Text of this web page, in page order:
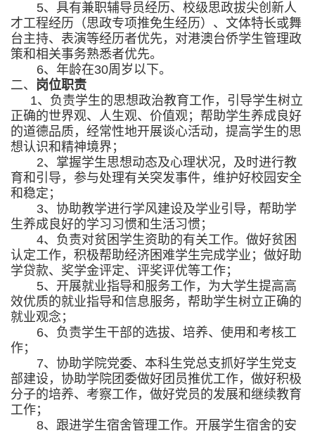
5、具有兼职辅导员经历、校级思政拔尖创新人
才工程经历（思政专项推免生经历）、文体特长或舞
台主持、表演等经历者优先，对港澳台侨学生管理政
策和相关事务熟悉者优先。
6、年龄在30周岁以下。
二、 岗位职责
1、负责学生的思想政治教育工作，引导学生树立
正确的世界观、人生观、价值观；帮助学生养成良好
的道德品质，经常性地开展谈心活动，提高学生的思
想认识和精神境界；
2、掌握学生思想动态及心理状况，及时进行教
育和引导，参与处理有关突发事件，维护好校园安全
和稳定；
3、协助教学进行学风建设及学业引导，帮助学
生养成良好的学习习惯和生活习惯；
4、负责对贫困学生资助的有关工作。做好贫困
认定工作，积极帮助经济困难学生完成学业；做好助
学贷款、奖学金评定、评奖评优等工作；
5、开展就业指导和服务工作，为大学生提高高
效优质的就业指导和信息服务，帮助学生树立正确的
就业观念；
6、负责学生干部的选拔、培养、使用和考核工
作；
7、协助学院党委、本科生党总支抓好学生党支
部建设，协助学院团委做好团员推优工作，做好积极
分子的培养、考察工作，做好党员的发展和继续教育
工作；
8、跟进学生宿舍管理工作。开展学生宿舍的安